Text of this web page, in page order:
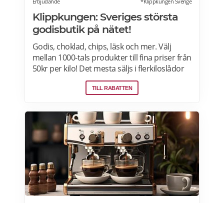
Klippkungen: Sveriges största
godisbutik på nätet!
Godis, choklad, chips, läsk och mer. Välj
mellan 1000-tals produkter till fina priser från
50kr per kilo! Det mesta säljs i flerkiloslådor
men det finns även förpackningar som
lämpar sig bra som presenter.
TILL RABATTEN